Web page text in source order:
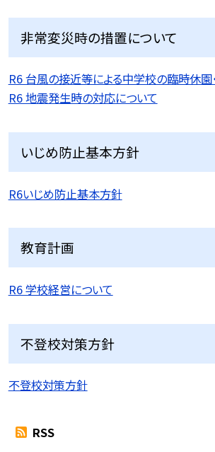
非常変災時の措置について
R6 台風の接近等による中学校の臨時休園
R6 地震発生時の対応について
いじめ防止基本方針
R6いじめ防止基本方針
教育計画
R6 学校経営について
不登校対策方針
不登校対策方針
RSS